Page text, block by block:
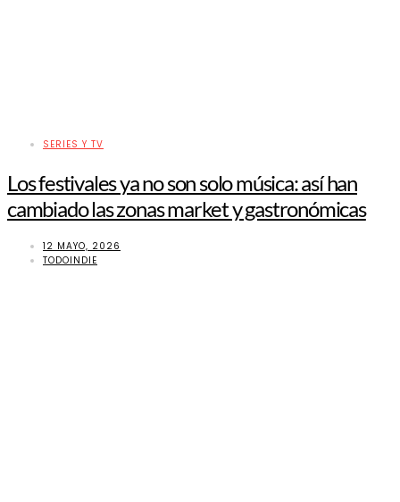
SERIES Y TV
Los festivales ya no son solo música: así han
cambiado las zonas market y gastronómicas
12 MAYO, 2026
TODOINDIE